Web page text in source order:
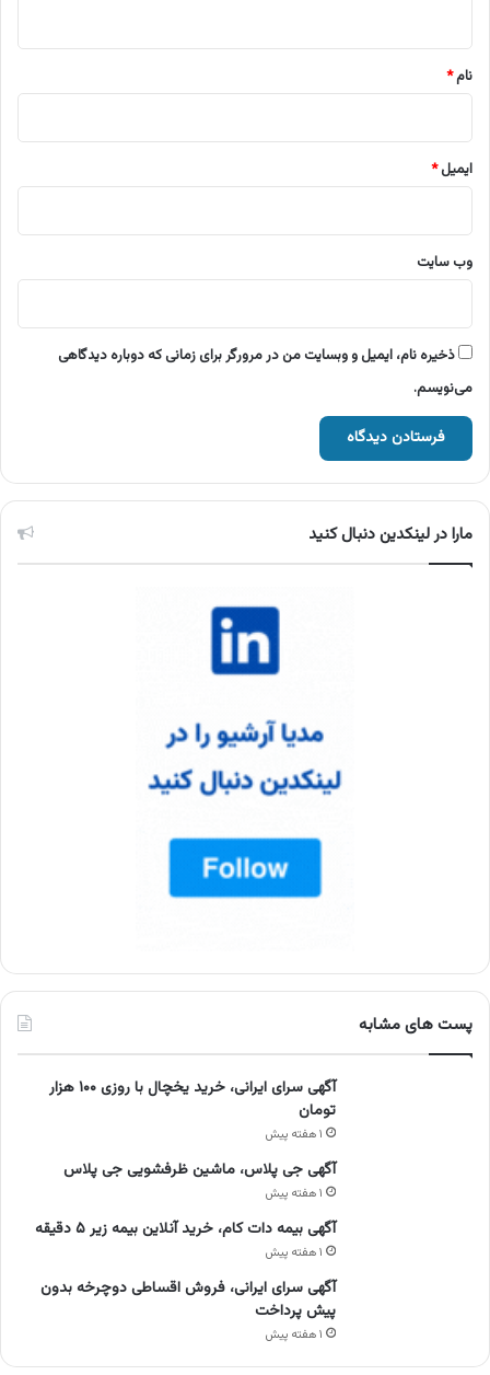
نام*
ایمیل*
وب‌ سایت
ذخیره نام، ایمیل و وبسایت من در مرورگر برای زمانی که دوباره دیدگاهی
می‌نویسم.
مارا در لینکدین دنبال کنید
پست های مشابه
آگهی سرای ایرانی، خرید یخچال با روزی ۱۰۰ هزار
تومان
۱ هفته پیش
آگهی جی پلاس، ماشین ظرفشویی جی پلاس
۱ هفته پیش
آگهی بیمه دات کام، خرید آنلاین بیمه زیر ۵ دقیقه
۱ هفته پیش
آگهی سرای ایرانی، فروش اقساطی دوچرخه بدون
پیش پرداخت
۱ هفته پیش